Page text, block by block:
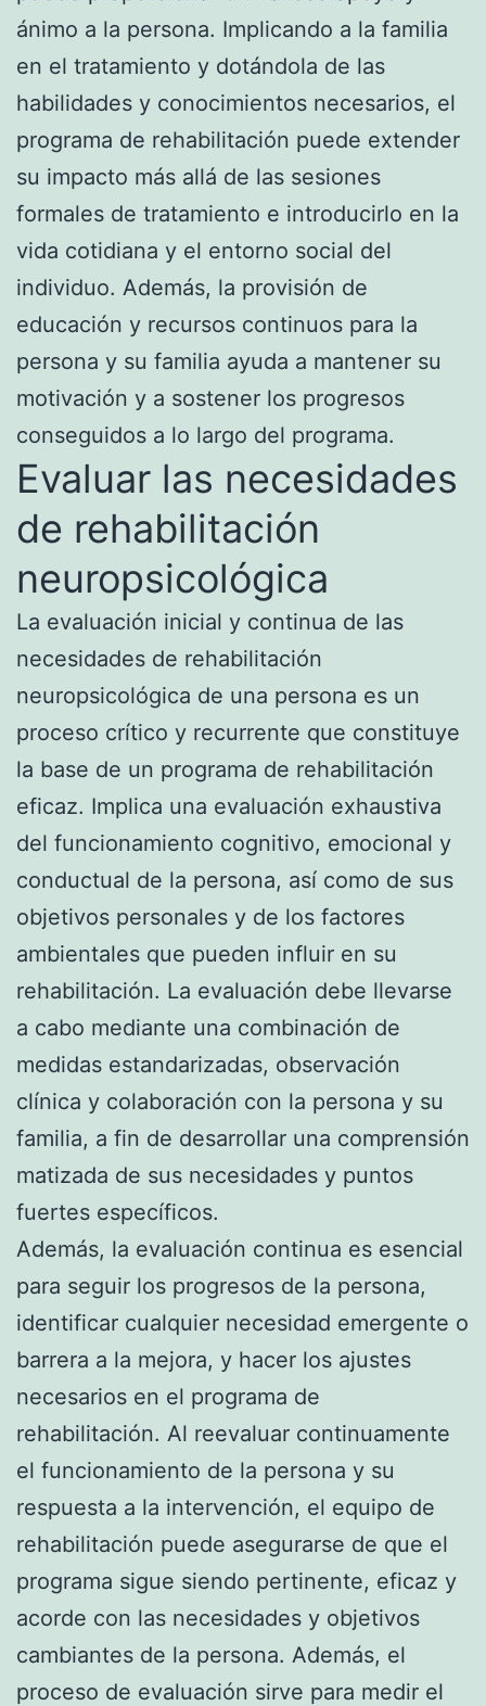
ánimo a la persona. Implicando a la familia
en el tratamiento y dotándola de las
habilidades y conocimientos necesarios, el
programa de rehabilitación puede extender
su impacto más allá de las sesiones
formales de tratamiento e introducirlo en la
vida cotidiana y el entorno social del
individuo. Además, la provisión de
educación y recursos continuos para la
persona y su familia ayuda a mantener su
motivación y a sostener los progresos
conseguidos a lo largo del programa.
Evaluar las necesidades
de rehabilitación
neuropsicológica
La evaluación inicial y continua de las
necesidades de rehabilitación
neuropsicológica de una persona es un
proceso crítico y recurrente que constituye
la base de un programa de rehabilitación
eficaz. Implica una evaluación exhaustiva
del funcionamiento cognitivo, emocional y
conductual de la persona, así como de sus
objetivos personales y de los factores
ambientales que pueden influir en su
rehabilitación. La evaluación debe llevarse
a cabo mediante una combinación de
medidas estandarizadas, observación
clínica y colaboración con la persona y su
familia, a fin de desarrollar una comprensión
matizada de sus necesidades y puntos
fuertes específicos.
Además, la evaluación continua es esencial
para seguir los progresos de la persona,
identificar cualquier necesidad emergente o
barrera a la mejora, y hacer los ajustes
necesarios en el programa de
rehabilitación. Al reevaluar continuamente
el funcionamiento de la persona y su
respuesta a la intervención, el equipo de
rehabilitación puede asegurarse de que el
programa sigue siendo pertinente, eficaz y
acorde con las necesidades y objetivos
cambiantes de la persona. Además, el
proceso de evaluación sirve para medir el